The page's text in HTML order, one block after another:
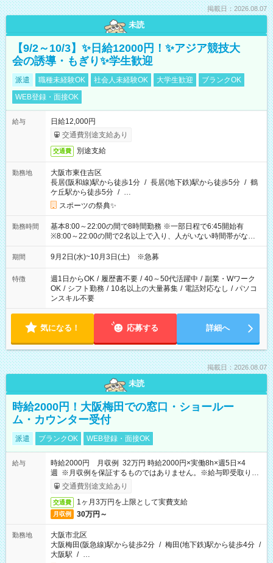
掲載日：2026.08.07
未読
【9/2～10/3】✨日給12000円！✨アジア競技大
会の誘導・もぎり✨学生歓迎
派遣 職種未経験OK 社会人未経験OK 大学生歓迎
ブランクOK
WEB登録・面接OK
給与
日給12,000円
交通費別途支給あり
交通費 別途支給
勤務地
大阪市東住吉区
長居(阪和線)駅から徒歩1分 / 長居(地下鉄)駅から徒歩5分 / 鶴
ケ丘駅から徒歩5分 / …
スポーツの祭典✨
勤務時間
基本8:00～22:00の間で8時間勤務 ※一部日程で6:45開始有
※8:00～22:00の間で2名以上で入り、人がいない時間帯がない
ように相方と時間を分け合うイメージです
期間 9月2日(水)~10月3日(土) ※急募
特徴 週1日からOK / 履歴書不要 / 40～50代活躍中 / 副業・Wワーク
OK / シフト勤務 / 10名以上の大量募集 / 電話対応なし / パソコ
ンスキル不要
気になる！ 応募する 詳細へ
掲載日：2026.08.07
未読
時給2000円！大阪梅田での窓口・ショールー
ム・カウンター受付
派遣 ブランクOK WEB登録・面接OK
給与
時給2000円 月収例 32万円 時給2000円×実働8h×週5日×4
週 ※月収例を保証するものではありません。※給与即受取りサ
ービス利用可（利用条件有）
交通費別途支給あり
交通費 1ヶ月3万円を上限として実費支給
月収例 30万円～
勤務地
大阪市北区
大阪梅田(阪急線)駅から徒歩2分 / 梅田(地下鉄)駅から徒歩4分 /
大阪駅 / …